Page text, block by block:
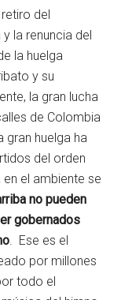
del
la renuncia del
la huelga
y su
la gran lucha
de Colombia
gran huelga ha
del orden
el ambiente se
no pueden
gobernados
. Ese es el
por millones
todo el